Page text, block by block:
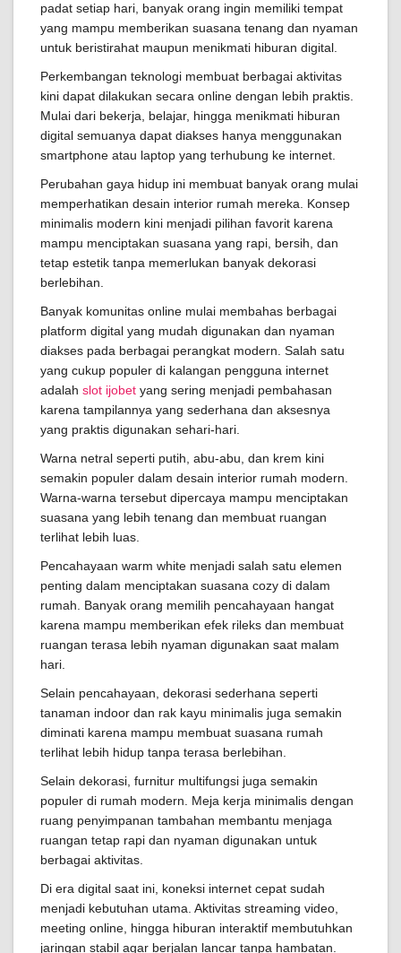
padat setiap hari, banyak orang ingin memiliki tempat
yang mampu memberikan suasana tenang dan nyaman
untuk beristirahat maupun menikmati hiburan digital.
Perkembangan teknologi membuat berbagai aktivitas
kini dapat dilakukan secara online dengan lebih praktis.
Mulai dari bekerja, belajar, hingga menikmati hiburan
digital semuanya dapat diakses hanya menggunakan
smartphone atau laptop yang terhubung ke internet.
Perubahan gaya hidup ini membuat banyak orang mulai
memperhatikan desain interior rumah mereka. Konsep
minimalis modern kini menjadi pilihan favorit karena
mampu menciptakan suasana yang rapi, bersih, dan
tetap estetik tanpa memerlukan banyak dekorasi
berlebihan.
Banyak komunitas online mulai membahas berbagai
platform digital yang mudah digunakan dan nyaman
diakses pada berbagai perangkat modern. Salah satu
yang cukup populer di kalangan pengguna internet
adalah slot ijobet yang sering menjadi pembahasan
karena tampilannya yang sederhana dan aksesnya
yang praktis digunakan sehari-hari.
Warna netral seperti putih, abu-abu, dan krem kini
semakin populer dalam desain interior rumah modern.
Warna-warna tersebut dipercaya mampu menciptakan
suasana yang lebih tenang dan membuat ruangan
terlihat lebih luas.
Pencahayaan warm white menjadi salah satu elemen
penting dalam menciptakan suasana cozy di dalam
rumah. Banyak orang memilih pencahayaan hangat
karena mampu memberikan efek rileks dan membuat
ruangan terasa lebih nyaman digunakan saat malam
hari.
Selain pencahayaan, dekorasi sederhana seperti
tanaman indoor dan rak kayu minimalis juga semakin
diminati karena mampu membuat suasana rumah
terlihat lebih hidup tanpa terasa berlebihan.
Selain dekorasi, furnitur multifungsi juga semakin
populer di rumah modern. Meja kerja minimalis dengan
ruang penyimpanan tambahan membantu menjaga
ruangan tetap rapi dan nyaman digunakan untuk
berbagai aktivitas.
Di era digital saat ini, koneksi internet cepat sudah
menjadi kebutuhan utama. Aktivitas streaming video,
meeting online, hingga hiburan interaktif membutuhkan
jaringan stabil agar berjalan lancar tanpa hambatan.